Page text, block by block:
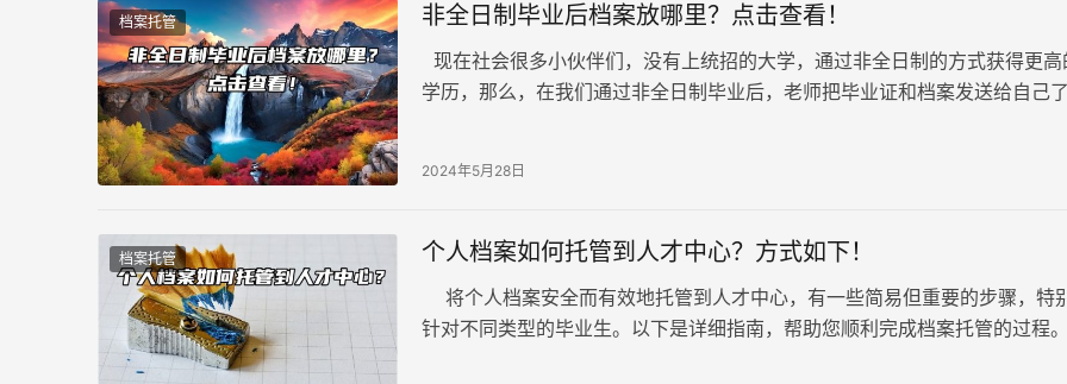
档案托管 非全日制毕业后档案放哪里？点击查看！
现在社会很多小伙伴们，没有上统招的大学，通过非全日制的方式获得更高
学历，那么，在我们通过非全日制毕业后，老师把毕业证和档案发送给自己
2024年5月28日
档案托管 个人档案如何托管到人才中心？方式如下！
将个人档案安全而有效地托管到人才中心，有一些简易但重要的步骤，特
针对不同类型的毕业生。以下是详细指南，帮助您顺利完成档案托管的过程。